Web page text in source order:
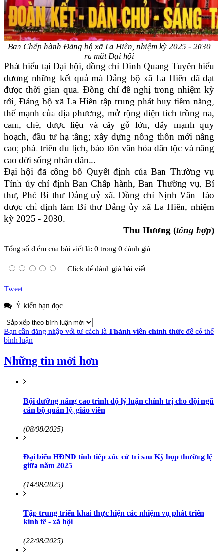
Ban Chấp hành Đảng bộ xã La Hiên, nhiệm kỳ 2025 - 2030
ra mắt Đại hội
Phát biểu tại Đại hội, đồng chí Đinh Quang Tuyên biểu
dương những kết quả mà Đảng bộ xã La Hiên đã đạt
được thời gian qua. Đồng chí đề nghị trong nhiệm kỳ
tới, Đảng bộ xã La Hiên tập trung phát huy tiềm năng,
thế mạnh của địa phương, mở rộng diện tích trồng na,
cam, chè, dược liệu và cây gỗ lớn; đẩy mạnh quy
hoạch, đầu tư hạ tầng; xây dựng nông thôn mới nâng
cao; phát triển du lịch, bảo tồn văn hóa dân tộc và nâng
cao đời sống nhân dân...
Đại hội đã công bố Quyết định của Ban Thường vụ
Tỉnh ủy chỉ định Ban Chấp hành, Ban Thường vụ, Bí
thư, Phó Bí thư Đảng uỷ xã. Đồng chí Nịnh Văn Hào
được chỉ định làm Bí thư Đảng ủy xã La Hiên, nhiệm
kỳ 2025 - 2030.
Thu Hương (tổng hợp)
Tổng số điểm của bài viết là: 0 trong 0 đánh giá
Click để đánh giá bài viết
Tweet
Ý kiến bạn đọc
Bạn cần đăng nhập với tư cách là Thành viên chính thức để có thể
bình luận
Những tin mới hơn
Bội dưỡng nâng cao trình độ lý luận chính trị cho đội ngũ
cán bộ quản lý, giáo viên
(08/08/2025)
Đại biểu HĐND tỉnh tiếp xúc cử tri sau Kỳ họp thường lệ
giữa năm 2025
(14/08/2025)
Tập trung triển khai thực hiện các nhiệm vụ phát triển
kinh tế - xã hội
(22/08/2025)